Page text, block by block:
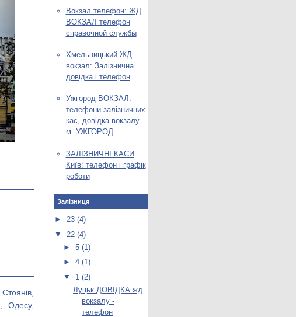
Одесу,
Вокзал телефон: ЖД
ВОКЗАЛ телефон
справочной службы
Хмельницький ЖД
вокзал: Залізнична
довідка і телефон
Ужгород ВОКЗАЛ:
телефони залізничних
кас, довідка вокзалу
м. УЖГОРОД
ЗАЛІЗНИЧНІ КАСИ
Київ: телефон і графік
роботи
Залізниця
► 23 (4)
▼ 22 (4)
►5(1)
►4(1)
▼ 1(2)
Луцьк ДОВІДКА жд
вокзалу -
телефон